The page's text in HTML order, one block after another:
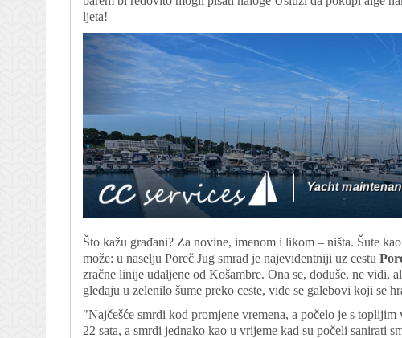
ljeta!
Što kažu građani? Za novine, imenom i likom – ništa. Šute
može: u naselju Poreč Jug smrad je najevidentniji uz cestu
zračne linije udaljene od Košambre. Ona se, doduše, ne
gledaju u zelenilo šume preko ceste, vide se galebovi koji se
"Najčešće smrdi kod promjene vremena, a počelo je s
22 sata, a smrdi jednako kao u vrijeme kad su počeli sanirati